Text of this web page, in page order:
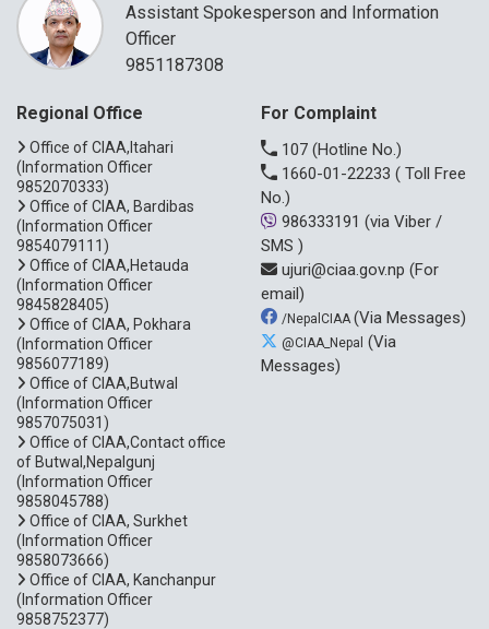
Assistant Spokesperson and Information
Officer
9851187308
Regional Office
Office of CIAA,Itahari
(Information Officer
9852070333)
Office of CIAA, Bardibas
(Information Officer
9854079111)
Office of CIAA,Hetauda
(Information Officer
9845828405)
Office of CIAA, Pokhara
(Information Officer
9856077189)
Office of CIAA,Butwal
(Information Officer
9857075031)
Office of CIAA,Contact office
of Butwal,Nepalgunj
(Information Officer
9858045788)
Office of CIAA, Surkhet
(Information Officer
9858073666)
Office of CIAA, Kanchanpur
(Information Officer
9858752377)
For Complaint
107 (Hotline No.)
1660-01-22233 ( Toll Free
No.)
986333191 (via Viber /
SMS )
ujuri@ciaa.gov.np (For
email)
/NepalCIAA (Via Messages)
@CIAA_Nepal (Via
Messages)